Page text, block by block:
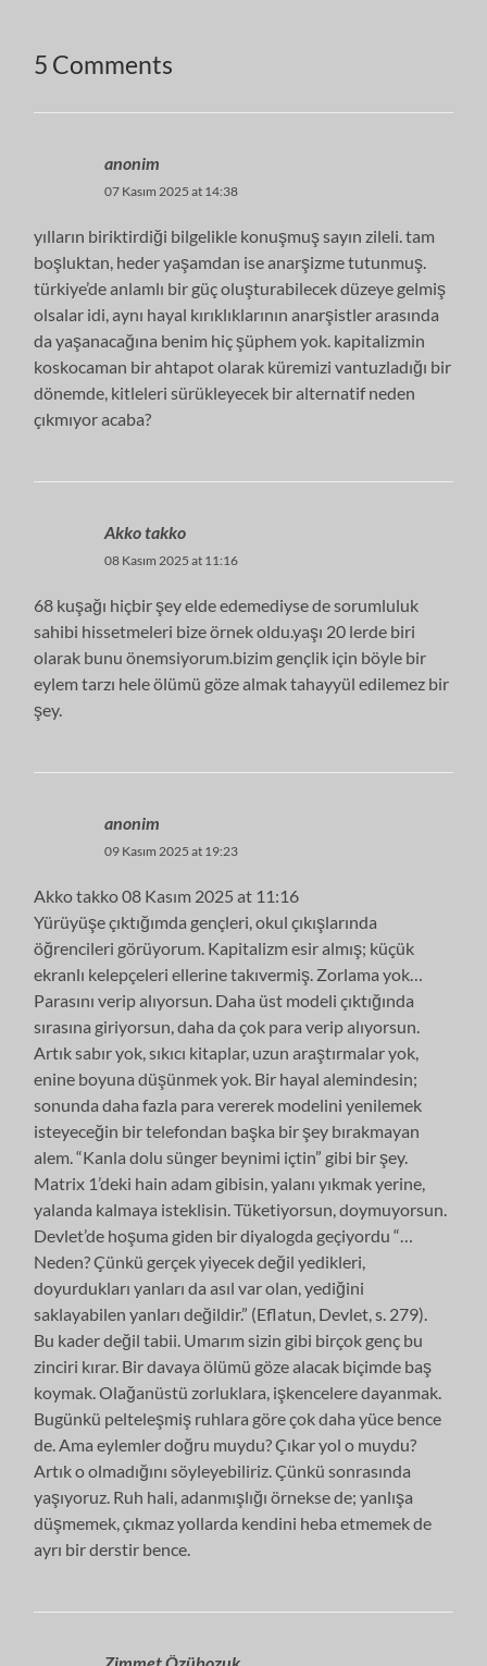
5 Comments
anonim
07 Kasım 2025 at 14:38
yılların biriktirdiği bilgelikle konuşmuş sayın zileli. tam
boşluktan, heder yaşamdan ise anarşizme tutunmuş.
türkiye’de anlamlı bir güç oluşturabilecek düzeye gelmiş
olsalar idi, aynı hayal kırıklıklarının anarşistler arasında
da yaşanacağına benim hiç şüphem yok. kapitalizmin
koskocaman bir ahtapot olarak küremizi vantuzladığı bir
dönemde, kitleleri sürükleyecek bir alternatif neden
çıkmıyor acaba?
Akko takko
08 Kasım 2025 at 11:16
68 kuşağı hiçbir şey elde edemediyse de sorumluluk
sahibi hissetmeleri bize örnek oldu.yaşı 20 lerde biri
olarak bunu önemsiyorum.bizim gençlik için böyle bir
eylem tarzı hele ölümü göze almak tahayyül edilemez bir
şey.
anonim
09 Kasım 2025 at 19:23
Akko takko 08 Kasım 2025 at 11:16
Yürüyüşe çıktığımda gençleri, okul çıkışlarında
öğrencileri görüyorum. Kapitalizm esir almış; küçük
ekranlı kelepçeleri ellerine takıvermiş. Zorlama yok…
Parasını verip alıyorsun. Daha üst modeli çıktığında
sırasına giriyorsun, daha da çok para verip alıyorsun.
Artık sabır yok, sıkıcı kitaplar, uzun araştırmalar yok,
enine boyuna düşünmek yok. Bir hayal alemindesin;
sonunda daha fazla para vererek modelini yenilemek
isteyeceğin bir telefondan başka bir şey bırakmayan
alem. “Kanla dolu sünger beynimi içtin” gibi bir şey.
Matrix 1’deki hain adam gibisin, yalanı yıkmak yerine,
yalanda kalmaya isteklisin. Tüketiyorsun, doymuyorsun.
Devlet’de hoşuma giden bir diyalogda geçiyordu “…
Neden? Çünkü gerçek yiyecek değil yedikleri,
doyurdukları yanları da asıl var olan, yediğini
saklayabilen yanları değildir.” (Eflatun, Devlet, s. 279).
Bu kader değil tabii. Umarım sizin gibi birçok genç bu
zinciri kırar. Bir davaya ölümü göze alacak biçimde baş
koymak. Olağanüstü zorluklara, işkencelere dayanmak.
Bugünkü pelteleşmiş ruhlara göre çok daha yüce bence
de. Ama eylemler doğru muydu? Çıkar yol o muydu?
Artık o olmadığını söyleyebiliriz. Çünkü sonrasında
yaşıyoruz. Ruh hali, adanmışlığı örnekse de; yanlışa
düşmemek, çıkmaz yollarda kendini heba etmemek de
ayrı bir derstir bence.
Zimmet Özübozuk